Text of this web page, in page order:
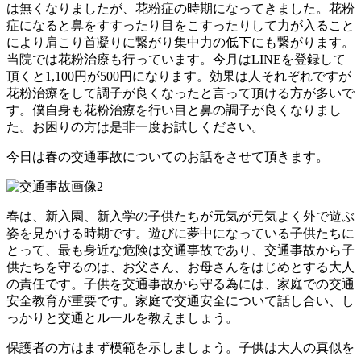
は無くなりましたが、花粉症の時期になってきました。花粉
症になると鼻をすすったり目をこすったりして力が入ること
により肩こり首凝りに繋がり集中力の低下にも繋がります。
当院では花粉治療も行っています。今月はLINEを登録して
頂くと1,100円が500円になります。効果は人それぞれですが
花粉治療をして調子が良くなったと言って頂ける方が多いで
す。僕自身も花粉治療を行い目と鼻の調子が良くなりまし
た。お困りの方は是非一度お試しください。
今日は春の交通事故についてのお話をさせて頂きます。
春は、新入園、新入学の子供たちが元気が元気よく外で遊ぶ
姿を見かける時期です。遊びに夢中になっている子供たちに
とって、最も身近な危険は交通事故であり、交通事故から子
供たちを守るのは、お父さん、お母さんをはじめとする大人
の責任です。子供を交通事故から守る為には、家庭での交通
安全教育が重要です。家庭で交通安全について話し合い、し
っかりと交通とルールを教えましょう。
保護者の方はまず模範を示しましょう。子供は大人の真似を